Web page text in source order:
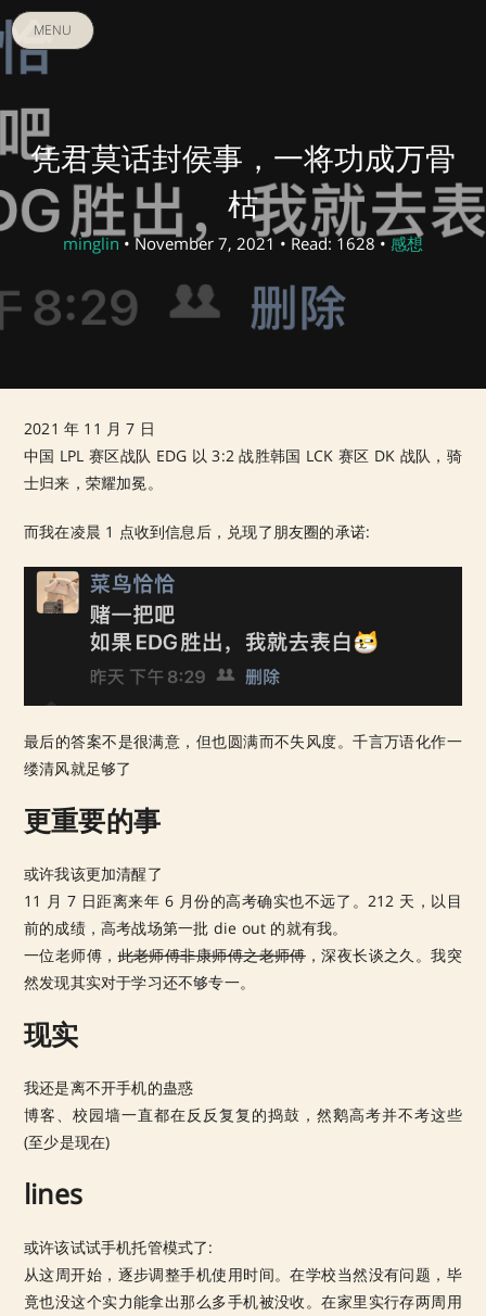
MENU
凭君莫话封侯事，一将功成万骨
枯
minglin • November 7, 2021 • Read: 1628 • 感想
2021 年 11 月 7 日
中国 LPL 赛区战队 EDG 以 3:2 战胜韩国 LCK 赛区 DK 战队，骑
士归来，荣耀加冕。
而我在凌晨 1 点收到信息后，兑现了朋友圈的承诺:
最后的答案不是很满意，但也圆满而不失风度。千言万语化作一
缕清风就足够了
更重要的事
或许我该更加清醒了
11 月 7 日距离来年 6 月份的高考确实也不远了。212 天，以目
前的成绩，高考战场第一批 die out 的就有我。
一位老师傅，此老师傅非康师傅之老师傅，深夜长谈之久。我突
然发现其实对于学习还不够专一。
现实
我还是离不开手机的蛊惑
博客、校园墙一直都在反反复复的捣鼓，然鹅高考并不考这些
(至少是现在)
lines
或许该试试手机托管模式了:
从这周开始，逐步调整手机使用时间。在学校当然没有问题，毕
竟也没这个实力能拿出那么多手机被没收。在家里实行存两周用